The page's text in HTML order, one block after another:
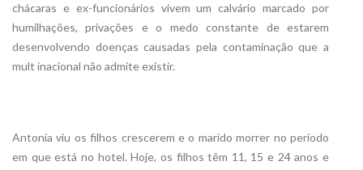
chácaras e ex-funcionários vivem um calvário marcado por
humilhações, privações e o medo constante de estarem
desenvolvendo doenças causadas pela contaminação que a
mult inacional não admite existir.
Antonia viu os filhos crescerem e o marido morrer no período
em que está no hotel. Hoje, os filhos têm 11, 15 e 24 anos e